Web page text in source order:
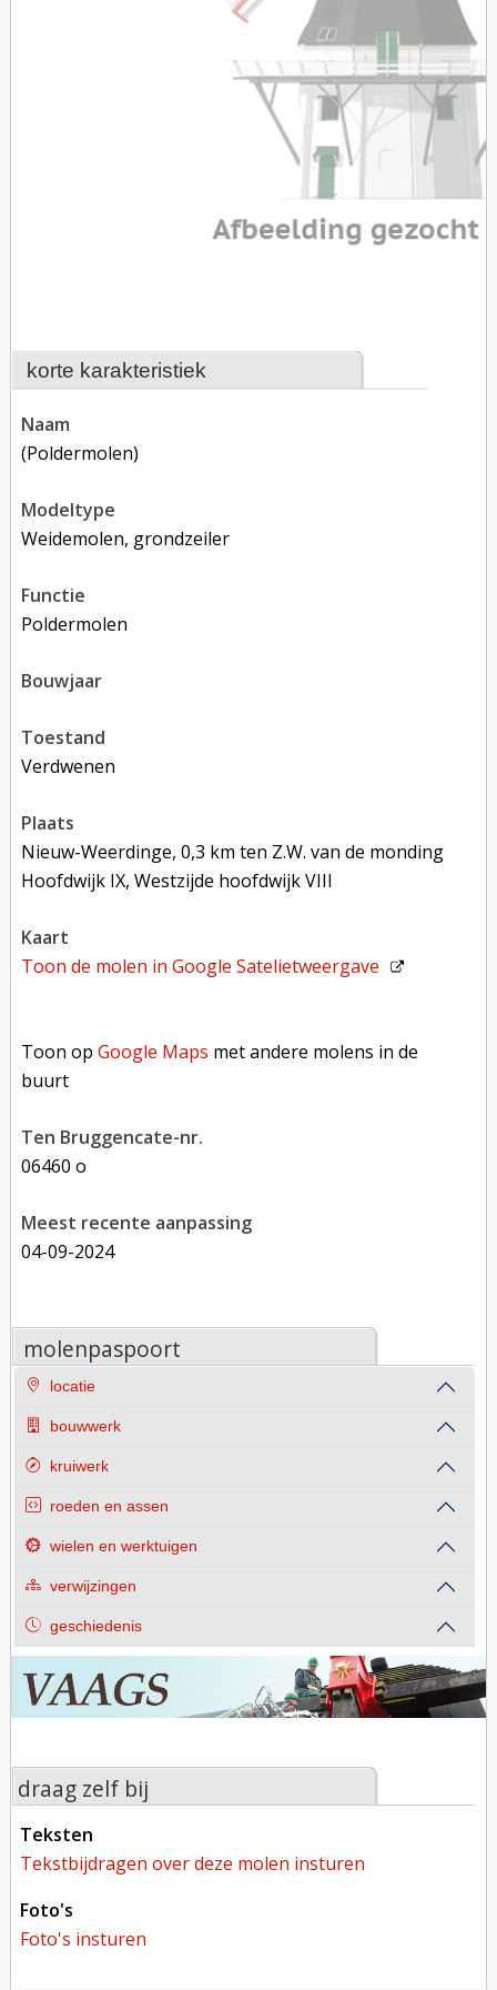
korte karakteristiek
naam
(poldermolen)
modeltype
Weidemolen, grondzeiler
functie
poldermolen
bouwjaar
toestand
verdwenen
plaats
Nieuw-Weerdinge, 0,3 km ten Z.W. van de monding
Hoofdwijk IX, Westzijde hoofdwijk VIII
kaart
Toon de molen inGoogle Satelietweergave
Toon opGoogle Maps met andere molens in de
buurt
Ten Bruggencate-nr.
06460 o
Meest recente aanpassing
04-09-2024
molenpaspoort
locatie
bouwwerk
kruiwerk
roeden en assen
wielen en werktuigen
verwijzingen
geschiedenis
draag zelf bij
teksten
tekstbijdragen over deze molen insturen
foto's
foto's insturen